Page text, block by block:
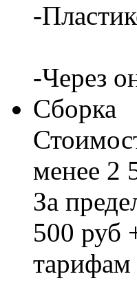
-
-Через
Сборка
менее 2
За
500 руб
тарифам